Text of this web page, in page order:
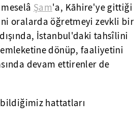
Şam'a, Kāhire'ye gittiği
oralarda öğretmeyi zevkli bir
İstanbul'daki tahsîlini
dönüp, faaliyetini
devam ettirenler de
hattatları